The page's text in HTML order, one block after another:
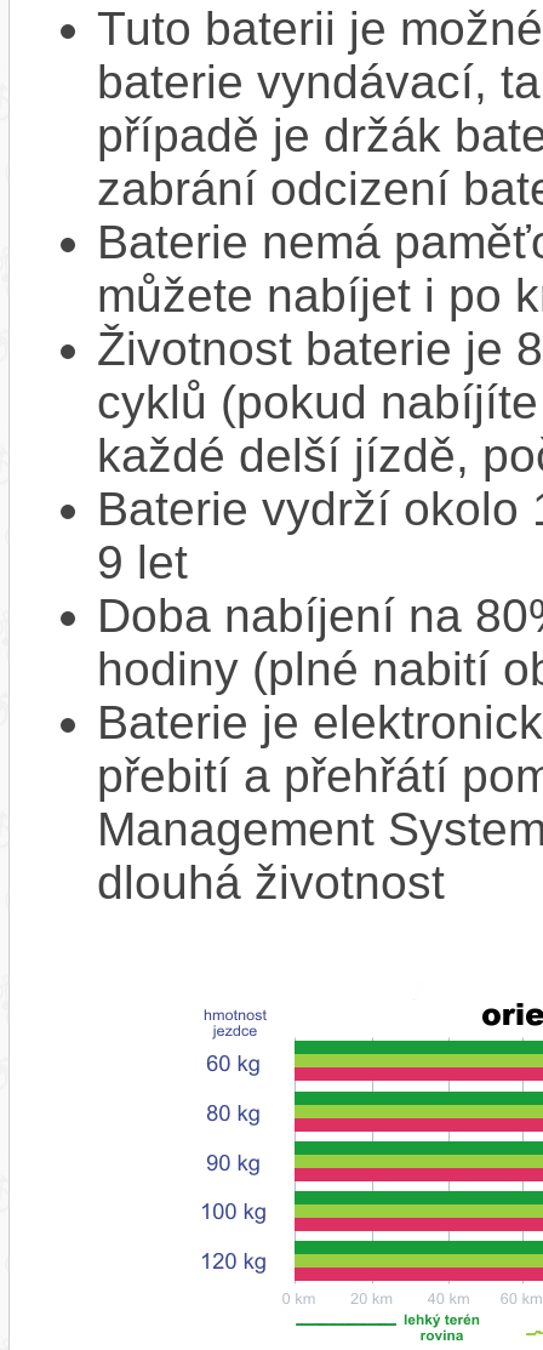
Tuto baterii je
baterie vyndávací,
případě je držák
zabrání odcizení
Baterie nemá
můžete nabíjet i po
Životnost baterie je
cyklů (pokud
každé delší jízdě,
Baterie vydrží okolo
9 let
Doba nabíjení na
hodiny (plné nabití
Baterie je
přebití a přehřátí
Management
dlouhá životnost